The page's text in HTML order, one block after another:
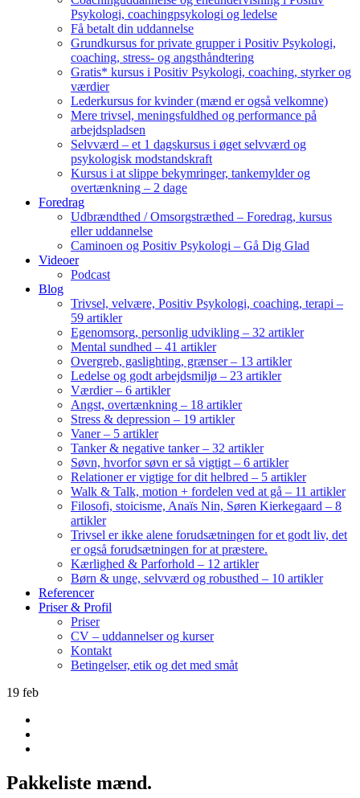
Psykologi, coachingpsykologi og ledelse
Få betalt din uddannelse
Grundkursus for private grupper i Positiv Psykologi,
coaching, stress- og angsthåndtering
Gratis* kursus i Positiv Psykologi, coaching, styrker og
værdier
Lederkursus for kvinder (mænd er også velkomne)
Mere trivsel, meningsfuldhed og performance på
arbejdspladsen
Selvværd – et 1 dagskursus i øget selvværd og
psykologisk modstandskraft
Kursus i at slippe bekymringer, tankemylder og
overtænkning – 2 dage
Foredrag
Udbrændthed / Omsorgstræthed – Foredrag, kursus
eller uddannelse
Caminoen og Positiv Psykologi – Gå Dig Glad
Videoer
Podcast
Blog
Trivsel, velvære, Positiv Psykologi, coaching, terapi –
59 artikler
Egenomsorg, personlig udvikling – 32 artikler
Mental sundhed – 41 artikler
Overgreb, gaslighting, grænser – 13 artikler
Ledelse og godt arbejdsmiljø – 23 artikler
Værdier – 6 artikler
Angst, overtænkning – 18 artikler
Stress & depression – 19 artikler
Vaner – 5 artikler
Tanker & negative tanker – 32 artikler
Søvn, hvorfor søvn er så vigtigt – 6 artikler
Relationer er vigtige for dit helbred – 5 artikler
Walk & Talk, motion + fordelen ved at gå – 11 artikler
Filosofi, stoicisme, Anaïs Nin, Søren Kierkegaard – 8
artikler
Trivsel er ikke alene forudsætningen for et godt liv, det
er også forudsætningen for at præstere.
Kærlighed & Parforhold – 12 artikler
Børn & unge, selvværd og robusthed – 10 artikler
Referencer
Priser & Profil
Priser
CV – uddannelser og kurser
Kontakt
Betingelser, etik og det med småt
19 feb
Pakkeliste mænd.